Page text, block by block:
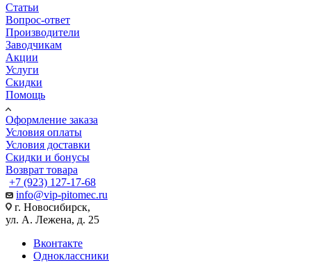
Статьи
Вопрос-ответ
Производители
Заводчикам
Акции
Услуги
Скидки
Помощь
Оформление заказа
Условия оплаты
Условия доставки
Скидки и бонусы
Возврат товара
+7 (923) 127-17-68
info@vip-pitomec.ru
г. Новосибирск,
ул. А. Лежена, д. 25
Вконтакте
Одноклассники